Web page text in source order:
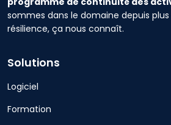
sommes dans le domaine depuis plus
résilience, ça nous connaît.
Solutions
Logiciel
Formation